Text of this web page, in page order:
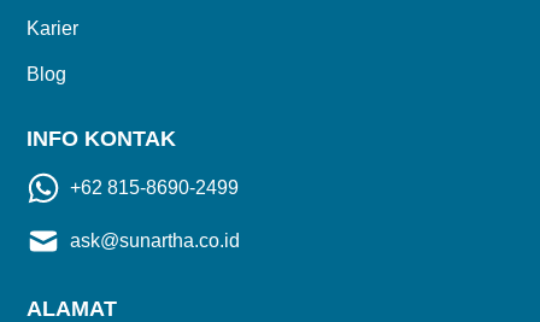
Karier
Blog
INFO KONTAK
+62 815-8690-2499
ask@sunartha.co.id
ALAMAT